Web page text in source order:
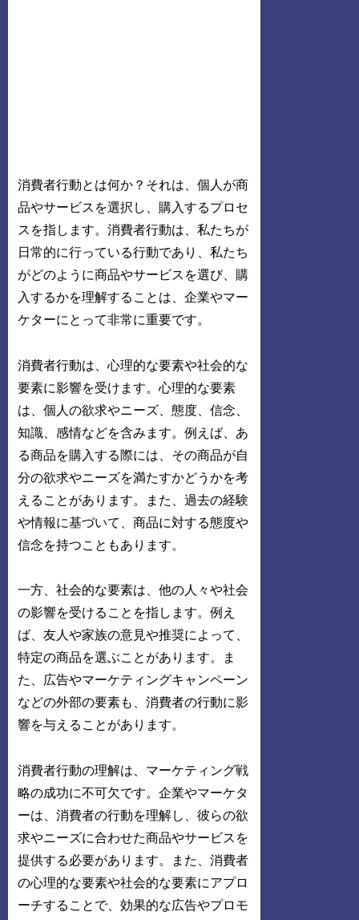
消費者行動とは何か？それは、個人が商
品やサービスを選択し、購入するプロセ
スを指します。消費者行動は、私たちが
日常的に行っている行動であり、私たち
がどのように商品やサービスを選び、購
入するかを理解することは、企業やマー
ケターにとって非常に重要です。
消費者行動は、心理的な要素や社会的な
要素に影響を受けます。心理的な要素
は、個人の欲求やニーズ、態度、信念、
知識、感情などを含みます。例えば、あ
る商品を購入する際には、その商品が自
分の欲求やニーズを満たすかどうかを考
えることがあります。また、過去の経験
や情報に基づいて、商品に対する態度や
信念を持つこともあります。
一方、社会的な要素は、他の人々や社会
の影響を受けることを指します。例え
ば、友人や家族の意見や推奨によって、
特定の商品を選ぶことがあります。ま
た、広告やマーケティングキャンペーン
などの外部の要素も、消費者の行動に影
響を与えることがあります。
消費者行動の理解は、マーケティング戦
略の成功に不可欠です。企業やマーケタ
ーは、消費者の行動を理解し、彼らの欲
求やニーズに合わせた商品やサービスを
提供する必要があります。また、消費者
の心理的な要素や社会的な要素にアプロ
ーチすることで、効果的な広告やプロモ